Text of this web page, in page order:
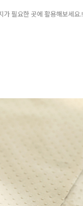
필요한 곳에 활용해보세요.!